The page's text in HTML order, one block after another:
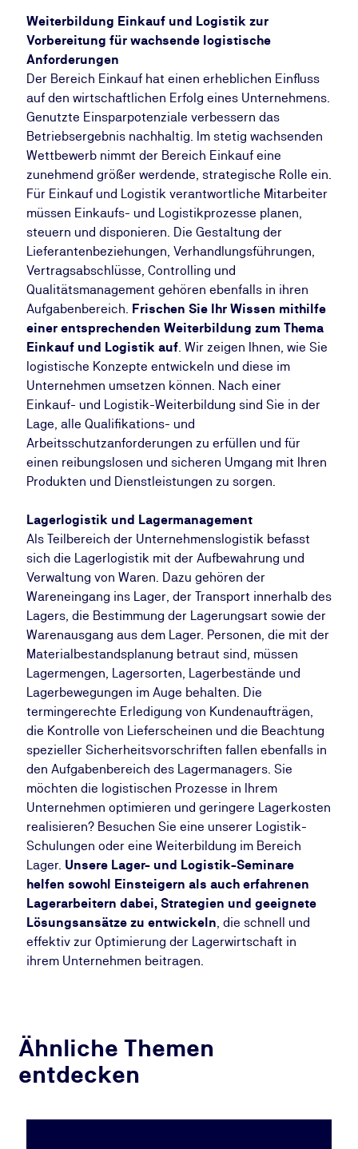
Weiterbildung Einkauf und Logistik zur
Vorbereitung für wachsende logistische
Anforderungen
Der Bereich Einkauf hat einen erheblichen Einfluss
auf den wirtschaftlichen Erfolg eines Unternehmens.
Genutzte Einsparpotenziale verbessern das
Betriebsergebnis nachhaltig. Im stetig wachsenden
Wettbewerb nimmt der Bereich Einkauf eine
zunehmend größer werdende, strategische Rolle ein.
Für Einkauf und Logistik verantwortliche Mitarbeiter
müssen Einkaufs- und Logistikprozesse planen,
steuern und disponieren. Die Gestaltung der
Lieferantenbeziehungen, Verhandlungsführungen,
Vertragsabschlüsse, Controlling und
Qualitätsmanagement gehören ebenfalls in ihren
Aufgabenbereich. Frischen Sie Ihr Wissen mithilfe
einer entsprechenden Weiterbildung zum Thema
Einkauf und Logistik auf. Wir zeigen Ihnen, wie Sie
logistische Konzepte entwickeln und diese im
Unternehmen umsetzen können. Nach einer
Einkauf- und Logistik-Weiterbildung sind Sie in der
Lage, alle Qualifikations- und
Arbeitsschutzanforderungen zu erfüllen und für
einen reibungslosen und sicheren Umgang mit Ihren
Produkten und Dienstleistungen zu sorgen.
Lagerlogistik und Lagermanagement
Als Teilbereich der Unternehmenslogistik befasst
sich die Lagerlogistik mit der Aufbewahrung und
Verwaltung von Waren. Dazu gehören der
Wareneingang ins Lager, der Transport innerhalb des
Lagers, die Bestimmung der Lagerungsart sowie der
Warenausgang aus dem Lager. Personen, die mit der
Materialbestandsplanung betraut sind, müssen
Lagermengen, Lagersorten, Lagerbestände und
Lagerbewegungen im Auge behalten. Die
termingerechte Erledigung von Kundenaufträgen,
die Kontrolle von Lieferscheinen und die Beachtung
spezieller Sicherheitsvorschriften fallen ebenfalls in
den Aufgabenbereich des Lagermanagers. Sie
möchten die logistischen Prozesse in Ihrem
Unternehmen optimieren und geringere Lagerkosten
realisieren? Besuchen Sie eine unserer Logistik-
Schulungen oder eine Weiterbildung im Bereich
Lager. Unsere Lager- und Logistik-Seminare
helfen sowohl Einsteigern als auch erfahrenen
Lagerarbeitern dabei, Strategien und geeignete
Lösungsansätze zu entwickeln, die schnell und
effektiv zur Optimierung der Lagerwirtschaft in
ihrem Unternehmen beitragen.
Ähnliche Themen
entdecken